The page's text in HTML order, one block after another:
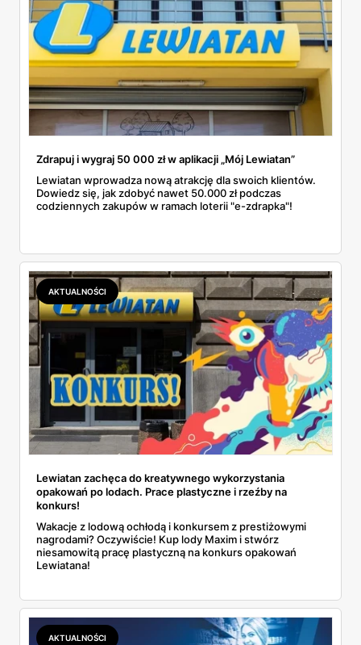
Zdrapuj i wygraj 50 000 zł w aplikacji „Mój Lewiatan”
Lewiatan wprowadza nową atrakcję dla swoich klientów.
Dowiedz się, jak zdobyć nawet 50.000 zł podczas
codziennych zakupów w ramach loterii "e-zdrapka"!
AKTUALNOŚCI
Lewiatan zachęca do kreatywnego wykorzystania
opakowań po lodach. Prace plastyczne i rzeźby na
konkurs!
Wakacje z lodową ochłodą i konkursem z prestiżowymi
nagrodami? Oczywiście! Kup lody Maxim i stwórz
niesamowitą pracę plastyczną na konkurs opakowań
Lewiatana!
AKTUALNOŚCI